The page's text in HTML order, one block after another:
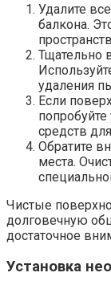
Удалите
балкона.​
Тщательно
удаления
Если
средств
Обратите
места.​
Чистые
долговечную
достаточное
Установка